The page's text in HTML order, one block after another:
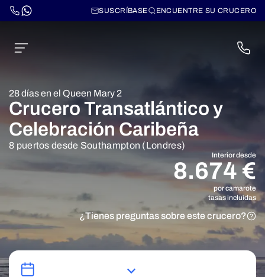
SUSCRÍBASE ENCUENTRE SU CRUCERO
28 días en el Queen Mary 2
Crucero Transatlántico y
Celebración Caribeña
8 puertos desde Southampton (Londres)
Interior desde
8.674 €
por camarote
tasas incluidas
¿Tienes preguntas sobre este crucero?